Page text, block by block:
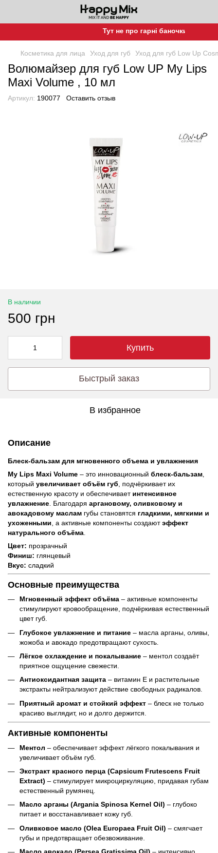
Тут не про гарні баночки, а про
Косметика для лица Уход для губ Уход для губ Low Up
Волюмайзер для губ Low UP My Lips
Maxi Volume , 10 мл
Артикул: 190077 Оставить отзыв
В наличии
500 грн
Купить
Быстрый заказ
В избранное
Описание
Блеск-бальзам для мгновенного объема и увлажнения
My Lips Maxi Volume – это инновационный блеск-бальзам
который увеличивает объём губ , подчёркивает их
естественную красоту и обеспечивает интенсивное
увлажнение . Благодаря аргановому, оливковому и
авокадовому маслам губы становятся гладкими, мягкими и
ухоженными , а активные компоненты создаютэффект
натурального объёма
Цвет: прозрачный
Финиш: глянцевый
Вкус: сладкий
Основные преимущества
Мгновенный эффект объёма – активные компоненты
стимулируют кровообращение, подчёркивая естественный
цвет губ.
Глубокое увлажнение и питание – масла арганы, оливы,
жожоба и авокадо предотвращают сухость.
Лёгкое охлаждение и покалывание – ментол создаёт
приятное ощущение свежести.
Антиоксидантная защита – витамин Е и растительные
экстракты нейтрализуют действие свободных радикалов.
Приятный аромат и стойкий эффект – блеск не только
красиво выглядит, но и долго держится.
Активные компоненты
Ментол – обеспечивает эффект лёгкого покалывания и
увеличивает объём губ.
Экстракт красного перца (Capsicum Frutescens Fruit
Extract) – стимулирует микроциркуляцию, придавая губам
естественный румянец.
Масло арганы (Argania Spinosa Kernel Oil) – глубоко
питает и восстанавливает кожу губ.
Оливковое масло (Olea Europaea Fruit Oil) – смягчает
губы и предотвращает обезвоживание.